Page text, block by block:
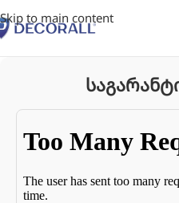
Skip to main content